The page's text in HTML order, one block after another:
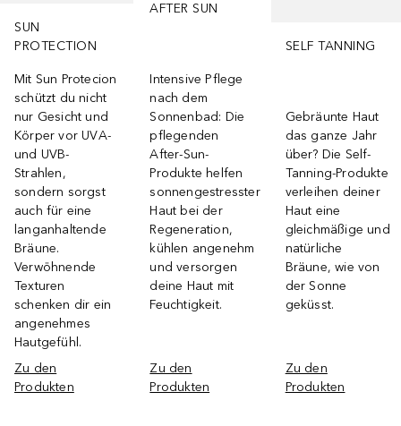
SUN
PROTECTION
Mit Sun Protecion
schützt du nicht
nur Gesicht und
Körper vor UVA-
und UVB-
Strahlen,
sondern sorgst
auch für eine
langanhaltende
Bräune.
Verwöhnende
Texturen
schenken dir ein
angenehmes
Hautgefühl.
Zu den
Produkten
AFTER SUN
Intensive Pflege
nach dem
Sonnenbad: Die
pflegenden
After-Sun-
Produkte helfen
sonnengestresster
Haut bei der
Regeneration,
kühlen angenehm
und versorgen
deine Haut mit
Feuchtigkeit.
Zu den
Produkten
SELF TANNING
Gebräunte Haut
das ganze Jahr
über? Die Self-
Tanning-Produkte
verleihen deiner
Haut eine
gleichmäßige und
natürliche
Bräune, wie von
der Sonne
geküsst.
Zu den
Produkten